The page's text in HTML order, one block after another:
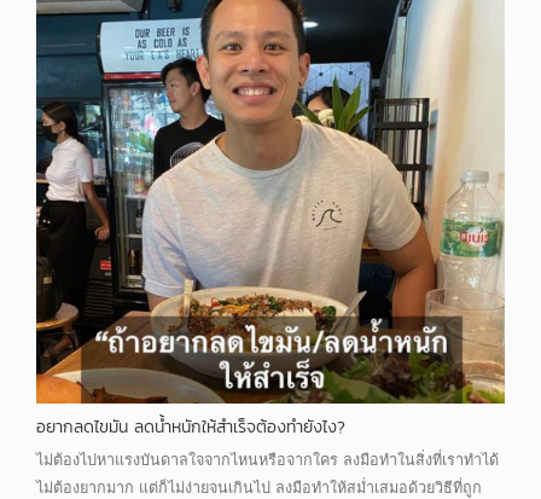
อยากลดไขมัน ลดน้ำหนักให้สำเร็จต้องทำยังไง?
ไม่ต้องไปหาแรงบันดาลใจจากไหนหรือจากใคร ลงมือทำในสิ่งที่เราทำได้
ไม่ต้องยากมาก แต่ก็ไม่ง่ายจนเกินไป ลงมือทำให้สม่ำเสมอด้วยวิธีที่ถูก